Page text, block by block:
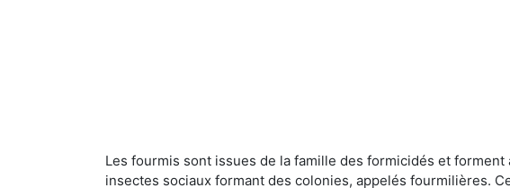
Les fourmis sont issues de la famille des formicidés et
insectes sociaux formant des colonies, appelés fourmilières.